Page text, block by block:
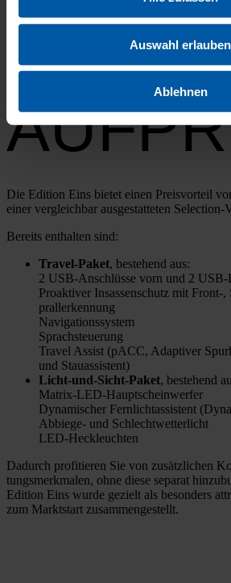
Auswahl erlauben
Ablehnen
OHNE
Die Edi­ti­on Eins bie­tet einen Preis­vor­teil
einer ver­gleich­bar aus­ge­stat­te­ten Sel­ec­­ti­on-
Bereits ent­hal­ten sind:
Tra­­vel-Paket, bestehend aus:
2 USB-Anschlüs­­se vorn und 2 USB-
Pro­ak­ti­ver Insas­sen­schutz mit
pral­ler­ken­nung
Navi­ga­ti­ons­sys­tem
Sprach­steue­rung
Tra­vel Assist (pACC, Adap­ti­ver
und Stau­as­sis­tent)
Licht-und-Sicht-Paket, bestehend
Matrix-LED-Haup­t­­schein­­wer­­fer
Dyna­mi­scher Fern­licht­as­sis­tent
Abbie­­ge- und Schlecht­wet­ter­licht
LED-Heck­­leuch­­ten
Dadurch pro­fi­tie­ren Sie von zusätz­li­chen
tungs­merk­ma­len, ohne die­se sepa­rat
Edi­ti­on Eins wur­de gezielt als beson­ders
zum Markt­start zusam­men­ge­stellt.